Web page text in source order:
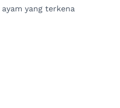
yang terkena